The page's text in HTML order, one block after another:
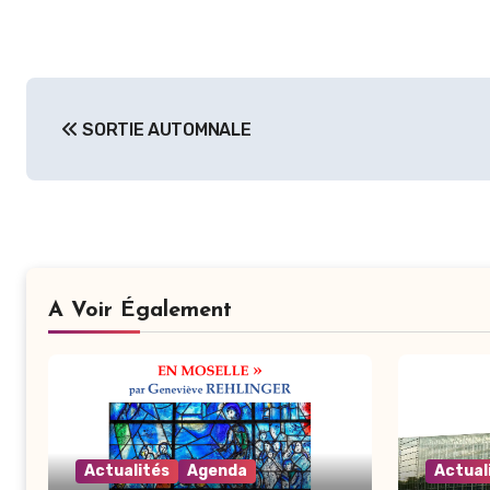
de
l’article
SORTIE AUTOMNALE
A Voir Également
Actualités Agenda